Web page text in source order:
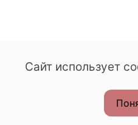
Сайт использует